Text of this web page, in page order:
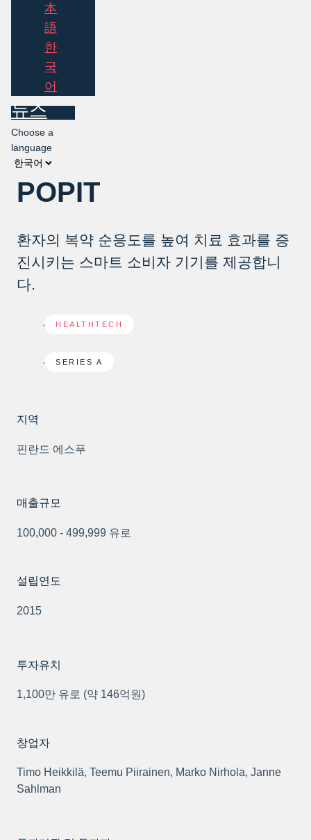
本
語
한
국
어
뉴스
Choose a
language
POPIT
환자의 복약 순응도를 높여 치료 효과를 증
진시키는 스마트 소비자 기기를 제공합니
다.
HEALTHTECH
SERIES A
지역
핀란드 에스푸
매출규모
100,000 - 499,999 유로
설립연도
2015
투자유치
1,100만 유로 (약 146억원)
창업자
Timo Heikkilä, Teemu Piirainen, Marko Nirhola, Janne
Sahlman